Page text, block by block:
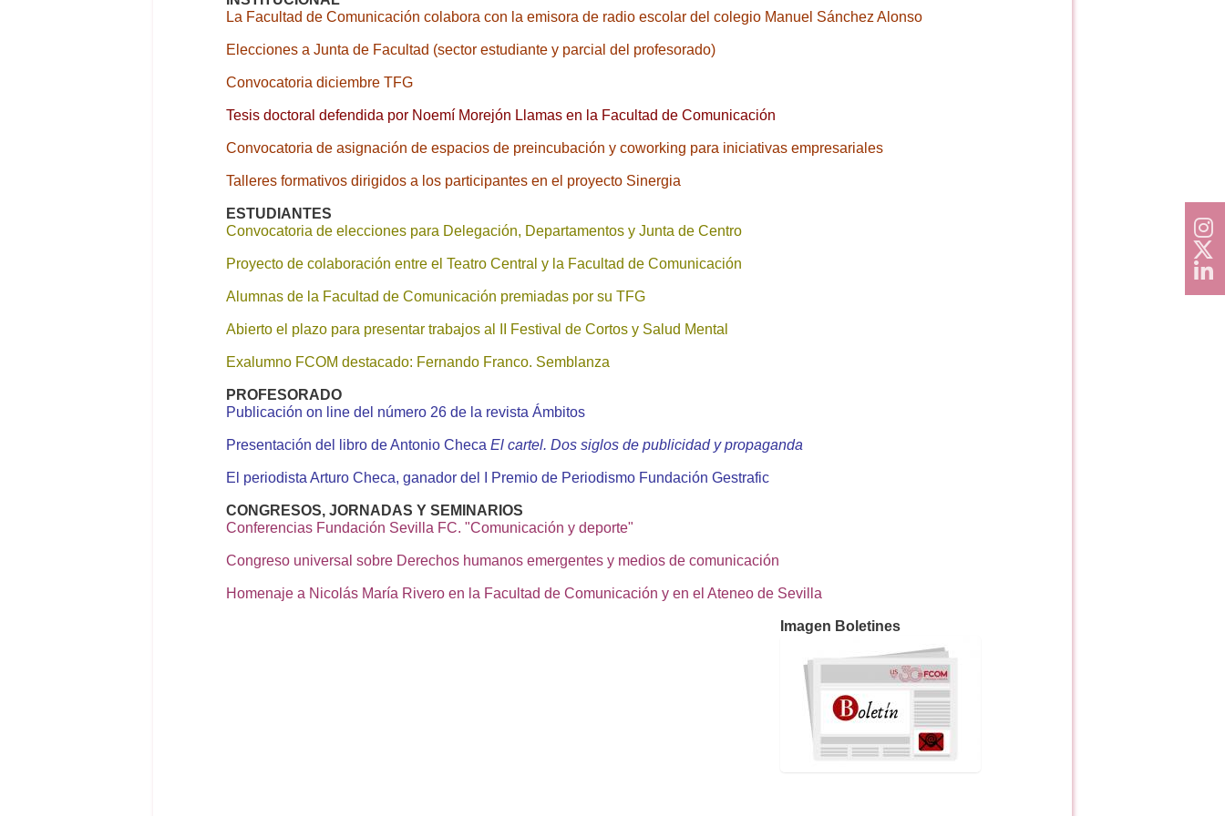
La Facultad de Comunicación colabora con la emisora de radio escolar del colegio Manuel Sánchez Alonso
Elecciones a Junta de Facultad (sector estudiante y parcial del profesorado)
Convocatoria diciembre TFG
Tesis doctoral defendida por Noemí Morejón Llamas en la Facultad de Comunicación
Convocatoria de asignación de espacios de preincubación y coworking para iniciativas empresariales
Talleres formativos dirigidos a los participantes en el proyecto Sinergia
ESTUDIANTES
Convocatoria de elecciones para Delegación, Departamentos y Junta de Centro
Proyecto de colaboración entre el Teatro Central y la Facultad de Comunicación
Alumnas de la Facultad de Comunicación premiadas por su TFG
Abierto el plazo para presentar trabajos al II Festival de Cortos y Salud Mental
Exalumno FCOM destacado: Fernando Franco. Semblanza
PROFESORADO
Publicación on line del número 26 de la revista Ámbitos
Presentación del libro de Antonio Checa El cartel. Dos siglos de publicidad y propaganda
El periodista Arturo Checa, ganador del I Premio de Periodismo Fundación Gestrafic
CONGRESOS, JORNADAS Y SEMINARIOS
Conferencias Fundación Sevilla FC. "Comunicación y deporte"
Congreso universal sobre Derechos humanos emergentes y medios de comunicación
Homenaje a Nicolás María Rivero en la Facultad de Comunicación y en el Ateneo de Sevilla
Imagen Boletines